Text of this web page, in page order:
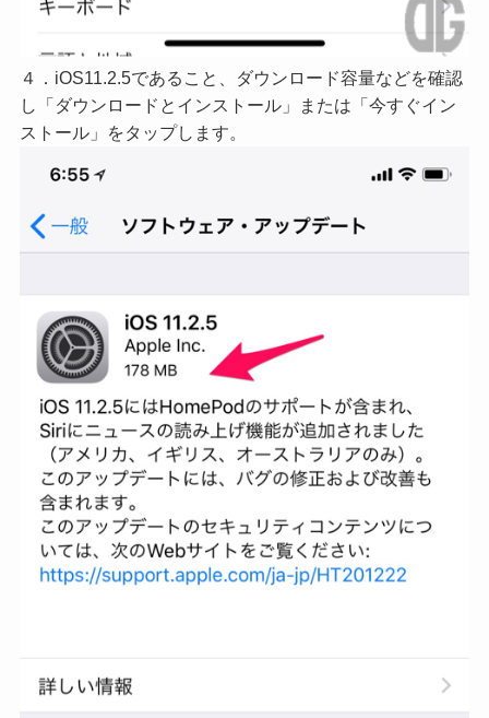
４．iOS11.2.5であること、ダウンロード容量などを確認
し「ダウンロードとインストール」または「今すぐイン
ストール」をタップします。